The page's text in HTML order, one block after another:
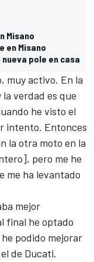
Misano
en Misano
pole en casa
muy activo. En la
verdad es que
he visto el
intento. Entonces
la otra moto en la
pero me he
me ha levantado
mejor
final he optado
podido mejorar
de Ducati.